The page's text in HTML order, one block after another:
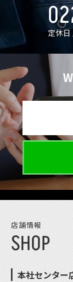
定休日
店舗情報
SHOP
本社センター